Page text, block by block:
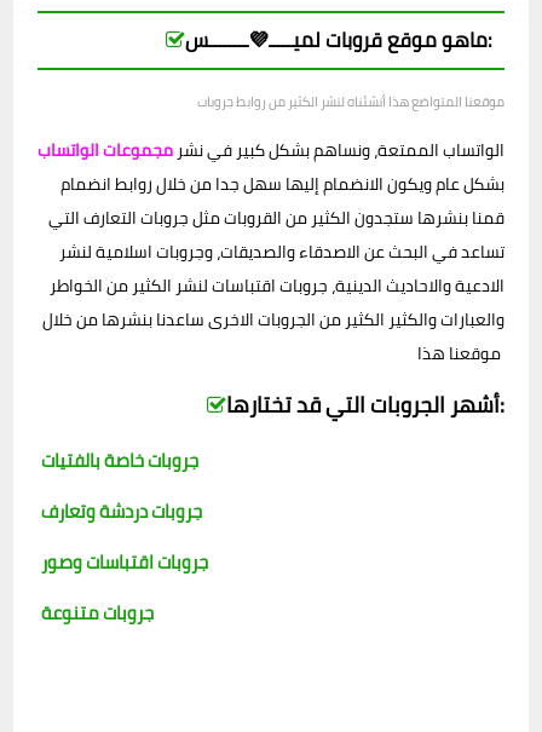
ماهو موقع قروبات لميـــــ💜ــــــــس:
موقعنا المتواضع هذا أنشئناه لنشر الكثير من روابط جروبات
الواتساب الممتعة، ونساهم بشكل كبير في نشرمجموعات الواتساب
بشكل عام ويكون الانضمام إليها سهل جدا من خلال روابط انضمام
قمنا بنشرها ستجدون الكثير من القروبات مثل جروبات التعارف التي
تساعد في البحث عن الاصدقاء والصديقات، وجروبات اسلامية لنشر
الادعية والاحاديث الدينية، جروبات اقتباسات لنشر الكثير من الخواطر
والعبارات والكثير الكثير من الجروبات الاخرى ساعدنا بنشرها من خلال
أشهر الجروبات التي قد تختارها:
جروبات خاصة بالفتيات
جروبات اقتباسات وصور
جروبات متنوعة